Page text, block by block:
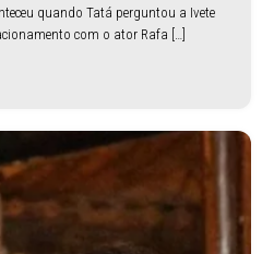
quando Tatá perguntou a Ivete
com o ator Rafa […]